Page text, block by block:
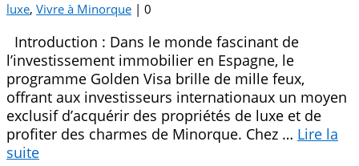
luxe, Vivre à Minorque | 0
Introduction : Dans le monde fascinant de
l’investissement immobilier en Espagne, le
programme Golden Visa brille de mille feux,
offrant aux investisseurs internationaux un moyen
exclusif d’acquérir des propriétés de luxe et de
profiter des charmes de Minorque. Chez … Lire la
suite­­